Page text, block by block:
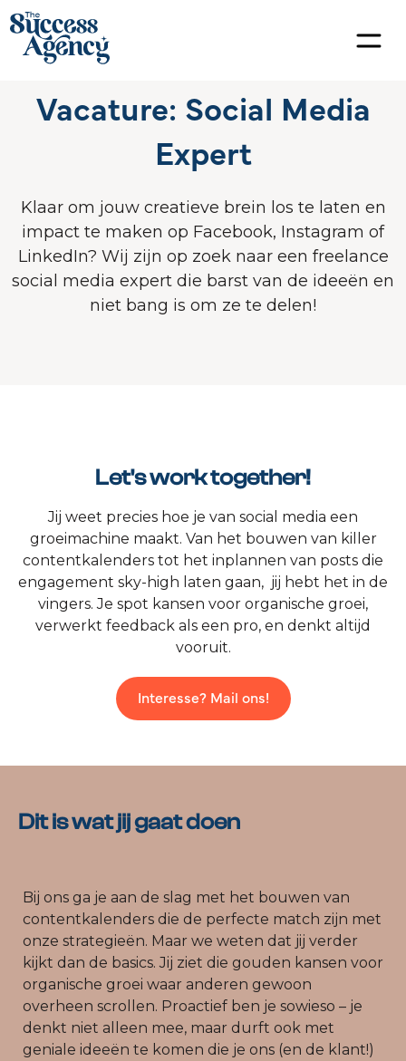
Vacature: Social Media
Expert
Klaar om jouw creatieve brein los te laten en
impact te maken op Facebook, Instagram of
LinkedIn? Wij zijn op zoek naar een freelance
social media expert die barst van de ideeën en
niet bang is om ze te delen!
Let's work together!
Jij weet precies hoe je van social media een
groeimachine maakt. Van het bouwen van killer
contentkalenders tot het inplannen van posts die
engagement sky-high laten gaan, jij hebt het in de
vingers. Je spot kansen voor organische groei,
verwerkt feedback als een pro, en denkt altijd
vooruit.
Interesse? Mail ons!
Dit is wat jij gaatdoen
Bij ons ga je aan de slag met het bouwen van
contentkalenders die de perfecte match zijn met
onze strategieën. Maar we weten dat jij verder
kijkt dan de basics. Jij ziet die gouden kansen voor
organische groei waar anderen gewoon
overheen scrollen. Proactief ben je sowieso – je
denkt niet alleen mee, maar durft ook met
geniale ideeën te komen die je ons (en de klant!)